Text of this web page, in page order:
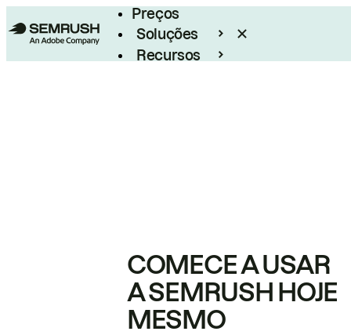
Preços
Soluções
Recursos
COMECE A USAR
A SEMRUSH HOJE
MESMO